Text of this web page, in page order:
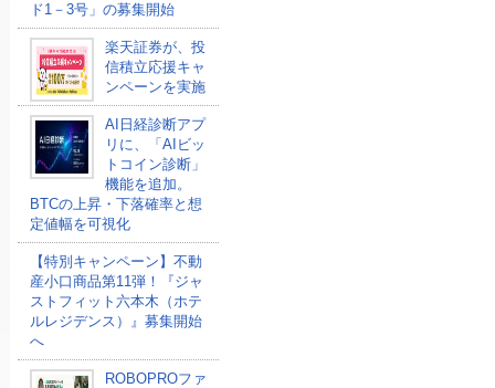
ド1－3号」の募集開始
楽天証券が、投
信積立応援キャ
ンペーンを実施
AI日経診断アプ
リに、「AIビッ
トコイン診断」
機能を追加。
BTCの上昇・下落確率と想
定値幅を可視化
【特別キャンペーン】不動
産小口商品第11弾！『ジャ
ストフィット六本木（ホテ
ルレジデンス）』募集開始
へ
ROBOPROファ